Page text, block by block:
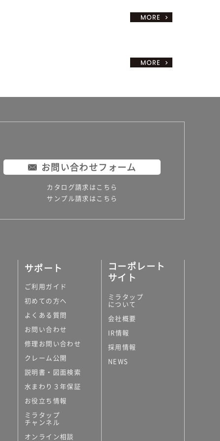
お問い合わせフォーム
カタログ請求はこちら
サンプル請求はこちら
サポート
ご利用ガイド
初めての方へ
よくある質問
お問い合わせ
修理お問い合わせ
クレーム公開
説明書・図面検索
水まわり３年保証
お役立ち情報
ミラタップ
チャンネル
オンライン相談
コーポレート
サイト
ミラタップ
について
会社概要
IR情報
採用情報
NEWS